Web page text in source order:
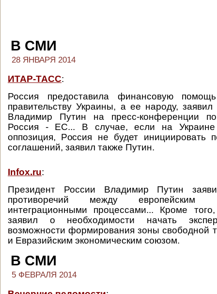
В СМИ
28 ЯНВАРЯ 2014
ИТАР-ТАСС:
Россия предоставила финансовую
правительству Украины, а ее народу,
Владимир Путин на пресс-конференции
Россия - ЕС... В случае, если на Украине
оппозиция, Россия не будет инициировать
соглашений, заявил также Путин.
Infox.ru:
Президент России Владимир Путин
противоречий между европейским
интеграционными процессами... Кроме
заявил о необходимости начать
возможности формирования зоны свободной
и Евразийским экономическим союзом.
В СМИ
5 ФЕВРАЛЯ 2014